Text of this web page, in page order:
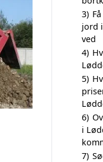
3)
jord
ved
4)
5)
6)
i
7)